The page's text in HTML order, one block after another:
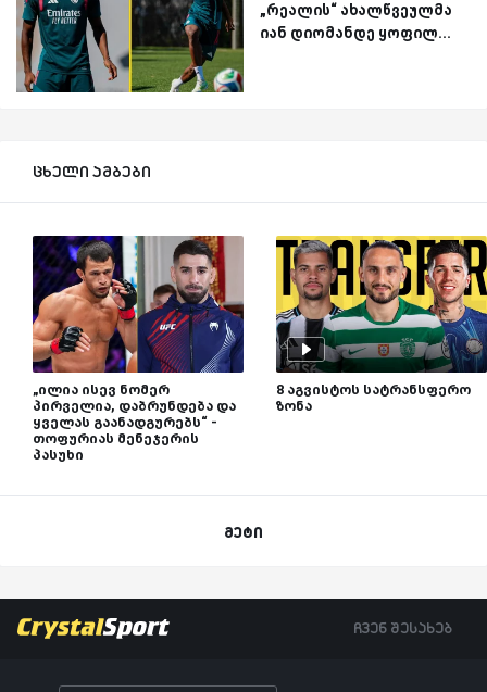
„რეალის“ ახალწვეულმა
იან დიომანდე ყოფილ...
ცხელი ამბები
„ილია ისევ ნომერ
პირველია, დაბრუნდება და
ყველას გაანადგურებს“ -
თოფურიას მენეჯერის
პასუხი
8 აგვისტოს სატრანსფერო
ზონა
მეტი
ჩვენ შესახებ